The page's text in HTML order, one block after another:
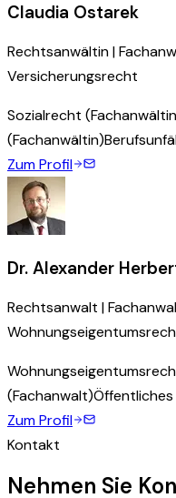
Claudia Ostarek
Rechtsanwältin |
Versicherungsrecht
Sozialrecht
(Fachanwältin)
Zum Profil
Dr. Alexander
Rechtsanwalt |
(Fachanwalt)
Zum Profil
Kontakt
Nehmen Sie